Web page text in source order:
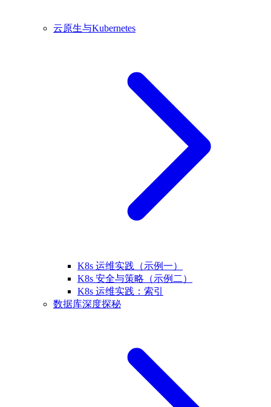
云原生与Kubernetes
K8s 运维实践（示例一）
K8s 安全与策略（示例二）
K8s 运维实践：索引
数据库深度探秘